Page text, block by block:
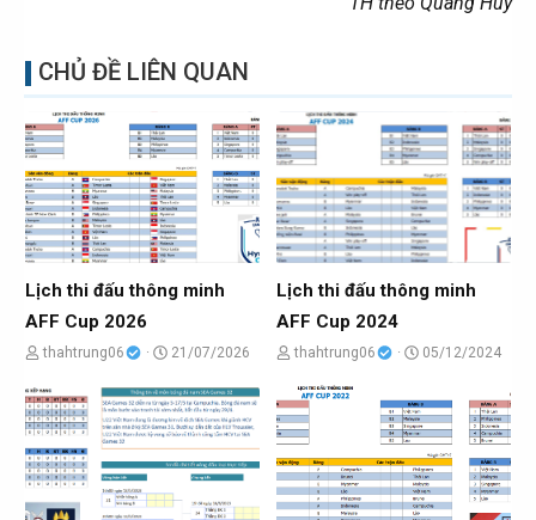
CHỦ ĐỀ LIÊN QUAN
Lịch thi đấu thông minh
AFF Cup 2026
C
ủ
ề
t
thahtrung06
N
à
y
g
ử
21/07/2026
Lịch thi đấu thông minh
AFF Cup 2024
C
ủ
đ
ề
t
thahtrung06
N
à
y
g
ử
05/12/2024